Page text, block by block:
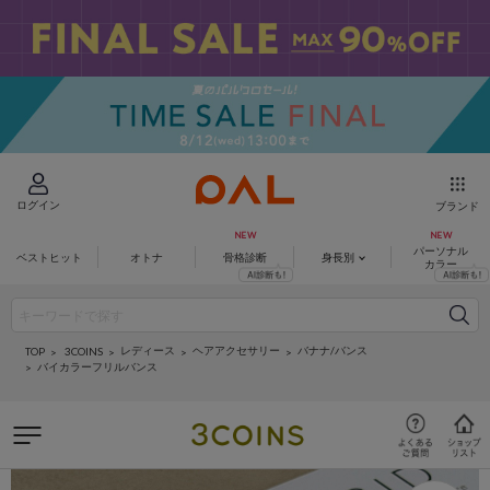
ログイン ブランド
ベストヒット オトナ 骨格診断 身長別
パーソナル
カラー
TOP 3COINS レディース ヘアアクセサリー
バナナ/バンス
バイカラーフリルバンス